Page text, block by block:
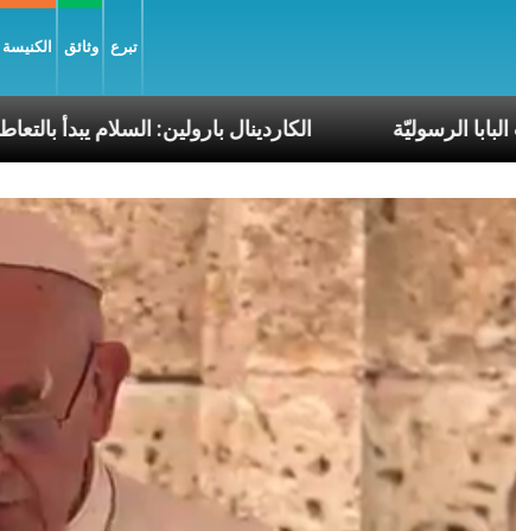
وثائق تبرع
الكاردينال بارولين: ضمن رحلات البابا الرسوليّة